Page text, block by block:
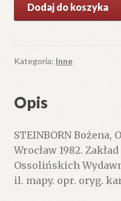
Otmuchów.
Dodaj do koszyka
Kategoria: Inne
Opis
STEINBORN Bożena,
Wrocław 1982.
Ossolińskich
il. mapy. opr. oryg.